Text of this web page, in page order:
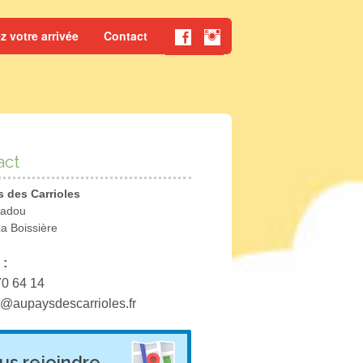
votre arrivée Contact
des Carrioles
Boissière
:
64 14